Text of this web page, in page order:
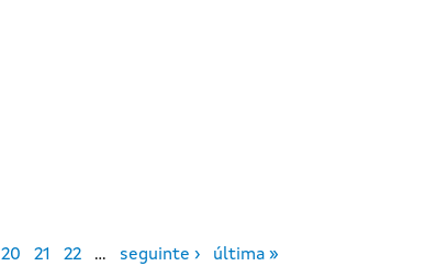
20 21 22 … seguinte › última »